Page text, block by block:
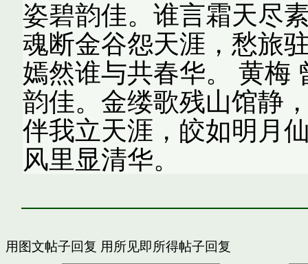
姿碧韵佳。谁言霜天尽
魂断金谷怨天涯，愁旅
嫣然谁与共春华。 黄梅
韵佳。金缕歌残山馆静
伴我立天涯，皎如明月
风里显清华。
用图文帖子回复 用所见即所得帖子回复